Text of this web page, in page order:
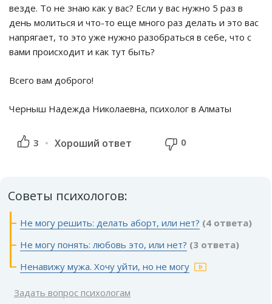
везде. То не знаю как у вас? Если у вас нужно 5 раз в
день молиться и что-то еще много раз делать и это вас
напрягает, то это уже нужно разобраться в себе, что с
вами происходит и как тут быть?
Всего вам доброго!
Черныш Надежда Николаевна, психолог в Алматы
3 Хороший ответ 0
Советы психологов:
Не могу решить: делать аборт, или нет? (4 ответа)
Не могу понять: любовь это, или нет? (3 ответа)
Ненавижу мужа. Хочу уйти, но не могу
Задать вопрос психологам